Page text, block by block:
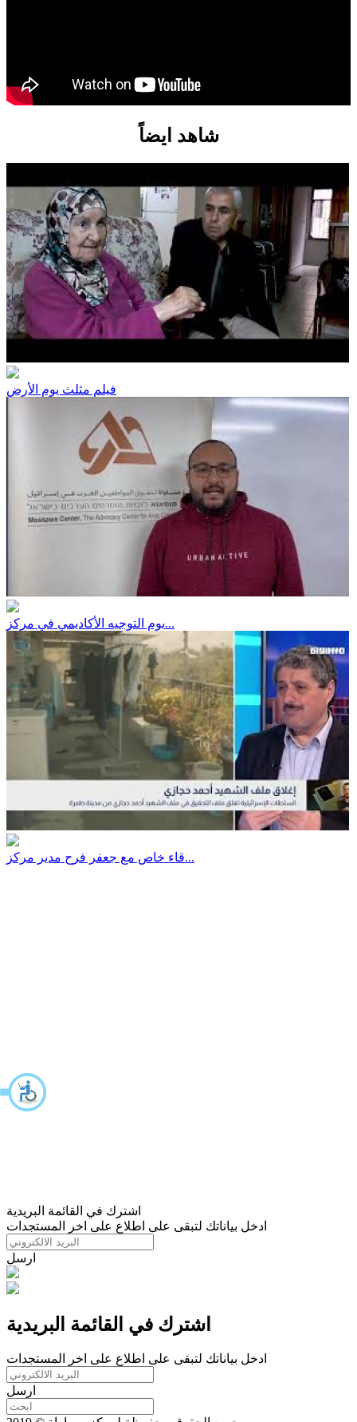
شاهد ايضاً
فيلم مثلث يوم الأرض
يوم التوجيه الأكاديمي في مركز...
قاء خاص مع جعفر فرح مدير مركز...
اشترك في القائمة البريدية
ادخل بياناتك لتبقى على اطلاع على اخر المستجدات
ارسل
اشترك في القائمة البريدية
ادخل بياناتك لتبقى على اطلاع على اخر المستجدات
ارسل